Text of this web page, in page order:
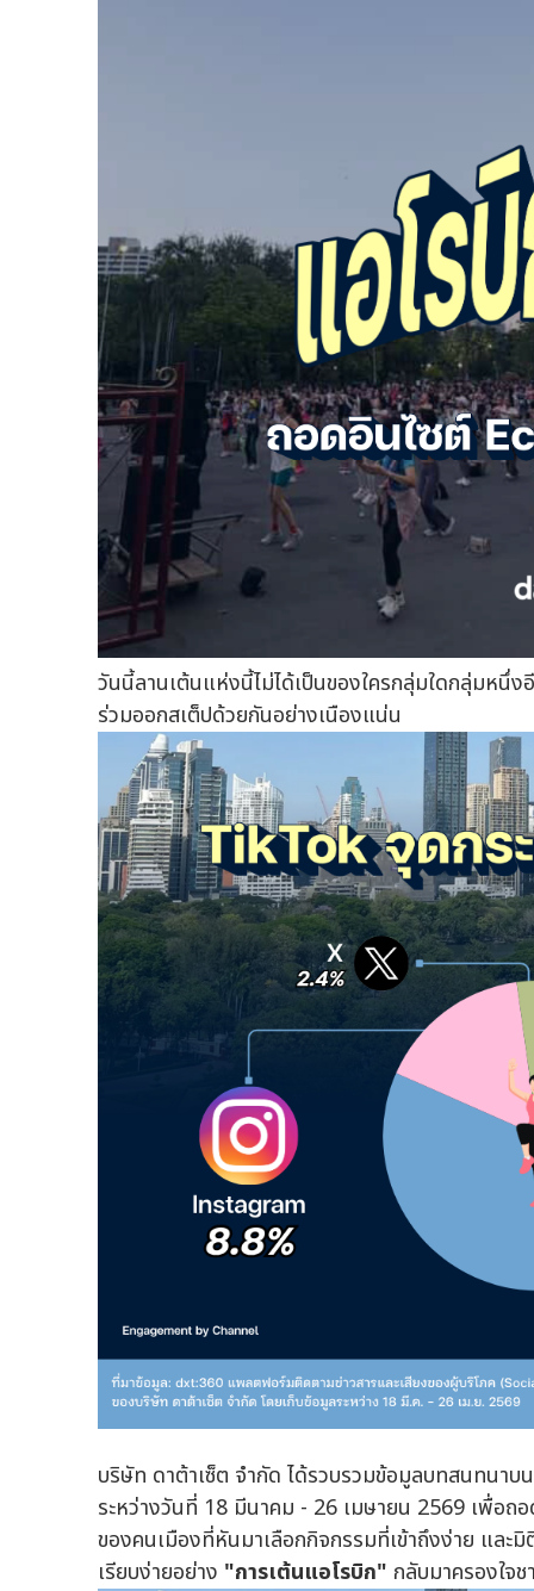
วันนี้ลานเต้นแห่งนี้ไม่ได้เป็นของใครกลุ่มใดกลุ่มหนึ่
ร่วมออกสเต็ปด้วยกันอย่างเนืองแน่น
บริษัท ดาต้าเซ็ต จำกัด ได้รวบรวมข้อมูลบทสนทนา
ระหว่างวันที่ 18 มีนาคม - 26 เมษายน 2569 เพื่อ
ของคนเมืองที่หันมาเลือกกิจกรรมที่เข้าถึงง่าย แล
เรียบง่ายอย่าง "การเต้นแอโรบิก" กลับมาครองใจช